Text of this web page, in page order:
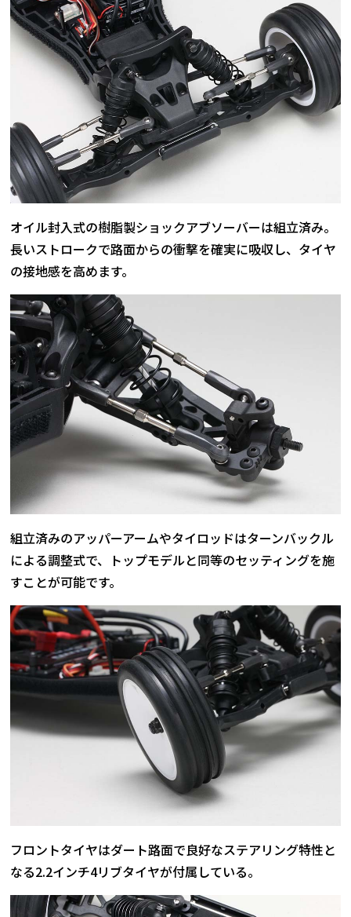
オイル封入式の樹脂製ショックアブソーバーは組立済み。
長いストロークで路面からの衝撃を確実に吸収し、タイヤ
の接地感を高めます。
組立済みのアッパーアームやタイロッドはターンバックル
による調整式で、トップモデルと同等のセッティングを施
すことが可能です。
フロントタイヤはダート路面で良好なステアリング特性と
なる2.2インチ4リブタイヤが付属している。